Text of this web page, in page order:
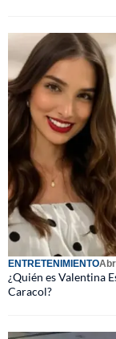
ENTRETENIMIENTO
¿Quién es Valentina
Caracol?